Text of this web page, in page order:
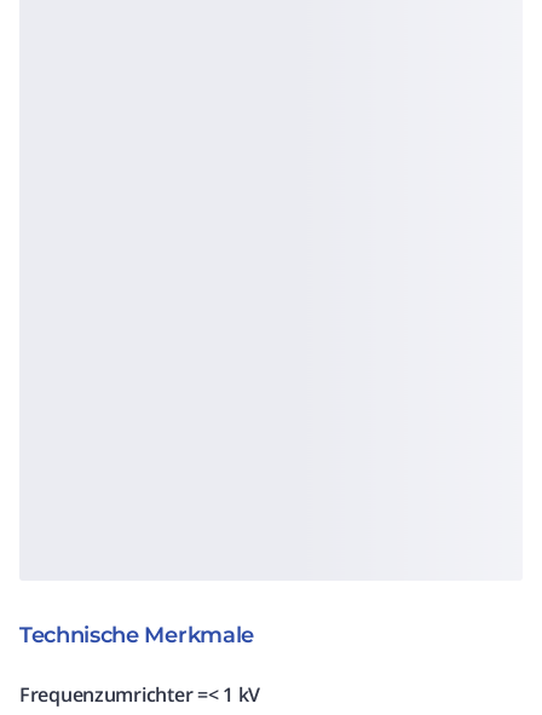
Technische Merkmale
Frequenzumrichter =< 1 kV